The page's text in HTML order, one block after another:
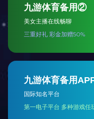
长沙生物医药行业－湖南无尘车
郴州生物医药行业－湖南无尘车
常宁生物医药行业－湖南无尘车